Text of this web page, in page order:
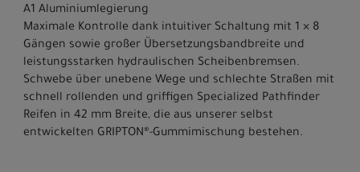
A1 Aluminiumlegierung
Maximale Kontrolle dank intuitiver Schaltung mit 1 × 8
Gängen sowie großer Übersetzungsbandbreite und
leistungsstarken hydraulischen Scheibenbremsen.
Schwebe über unebene Wege und schlechte Straßen mit
schnell rollenden und griffigen Specialized Pathfinder
Reifen in 42 mm Breite, die aus unserer selbst
entwickelten GRIPTON®-Gummimischung bestehen.